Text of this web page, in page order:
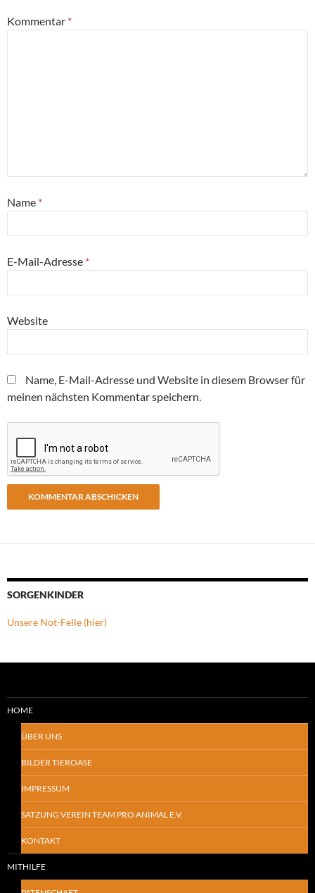
Kommentar *
Name *
E-Mail-Adresse *
Website
Name, E-Mail-Adresse und Website in diesem Browser für
meinen nächsten Kommentar speichern.
SORGENKINDER
Unsere Not-Felle (hier)
HOME
ÜBER UNS
BILDER TIEROASE
IMPRESSUM
SATZUNG VEREIN TEAM PRO ANIMAL E.V.
KONTAKT
MITHILFE